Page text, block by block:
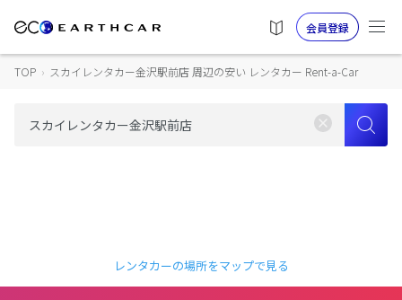
会員登録
TOP › スカイレンタカー金沢駅前店 周辺の安い レンタカー Rent-a-Car
レンタカーの場所をマップで見る